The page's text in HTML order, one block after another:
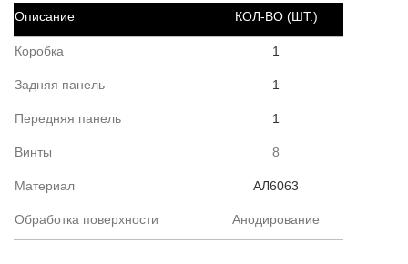
Описание КОЛ-ВО (ШТ.)
Коробка 1
Задняя панель 1
Передняя панель 1
Винты 8
Материал АЛ6063
Обработка поверхности Анодирование